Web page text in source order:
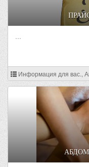
...
Информация для вас.,